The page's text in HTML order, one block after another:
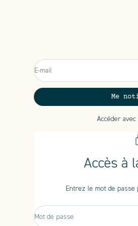
E-mail
Me
Accéder
Accès à
Entrez le mot de
Mot de passe